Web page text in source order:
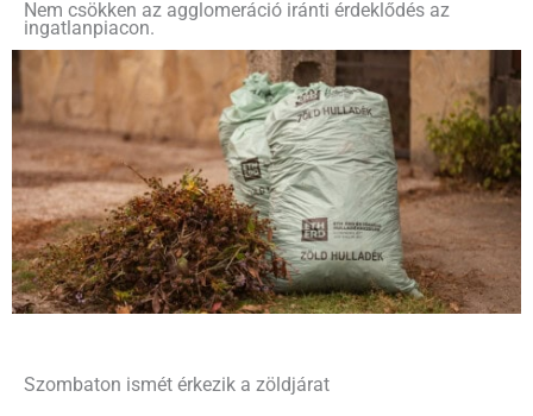
Nem csökken az agglomeráció iránti érdeklődés az
ingatlanpiacon.
Szombaton ismét érkezik a zöldjárat